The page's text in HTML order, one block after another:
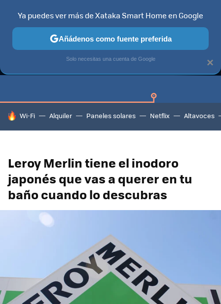
GUÍAS DE COMPRA CAZANDO GANGAS OFERTAS EN
HOY SE HABLA DE
Wi-Fi Alquiler Paneles solares Netflix Altavoces
Leroy Merlin tiene el inodoro
japonés que vas a querer en tu
baño cuando lo descubras
×
Ya puedes ver más de Xataka Smart Home en Google
Añádenos como fuente preferida
Solo necesitas una cuenta de Google